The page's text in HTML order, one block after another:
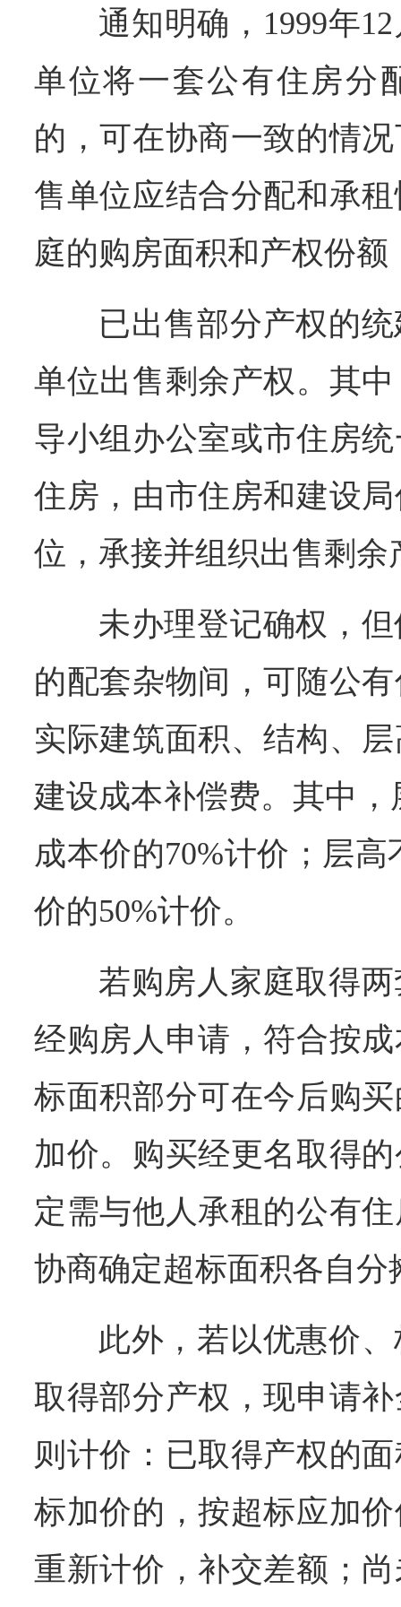
通知明确，1999年
单位将一套公有住房分
的，可在协商一致的情
售单位应结合分配和承
庭的购房面积和产权份
已出售部分产权的
单位出售剩余产权。其
导小组办公室或市住房
住房，由市住房和建设
位，承接并组织出售剩余
未办理登记确权，
的配套杂物间，可随公
实际建筑面积、结构、
建设成本补偿费。其中
成本价的70%计价；层
价的50%计价。
若购房人家庭取得
经购房人申请，符合按
标面积部分可在今后购
加价。购买经更名取得
定需与他人承租的公有
协商确定超标面积各自分
此外，若以优惠价
取得部分产权，现申请
则计价：已取得产权的
标加价的，按超标应加
重新计价，补交差额；